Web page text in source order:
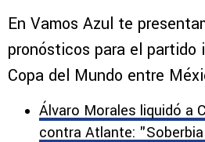
En Vamos Azul te
pronósticos para el partido
Copa del Mundo entre
Álvaro Morales liquidó a
contra Atlante: